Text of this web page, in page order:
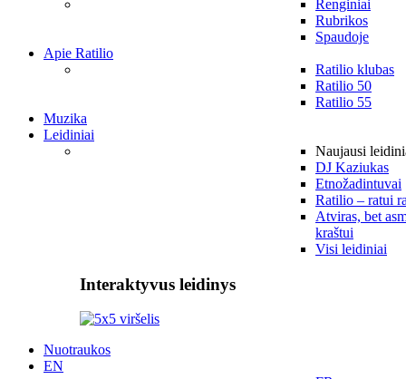
Renginiai
Rubrikos
Spaudoje
Apie Ratilio
Ratilio klubas
Ratilio 50
Ratilio 55
Muzika
Leidiniai
Naujausi
DJ Kaziukas
Etnožadintuvai
Ratilio – ratui
Atviras, bet
kraštui
Visi leidiniai
Interaktyvus leidinys
Nuotraukos
EN